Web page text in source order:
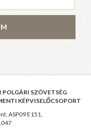
POLGÁRI SZÖVETSÉG
KÉPVISELŐCSOPORT
ASP09 E151,